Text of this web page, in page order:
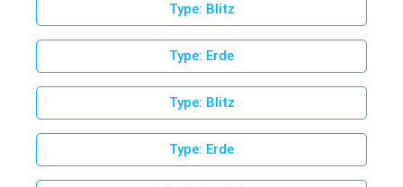
Type: Blitz
Type: Erde
Type: Blitz
Type: Erde